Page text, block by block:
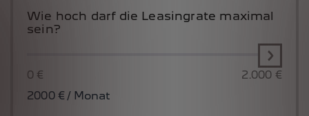
Wie hoch darf die Leasingrate maximal
sein?
0 €
2.000 €
2000€ / Monat